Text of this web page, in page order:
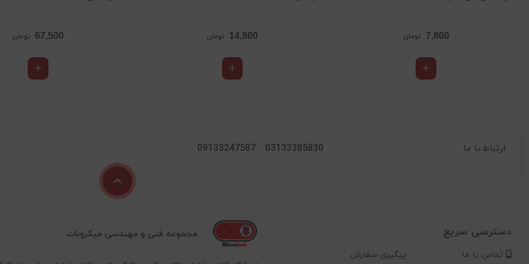
7,800 تومان 14,800 تومان 67,500 تومان
ارتباط با ما 03133385830
09133247587
دسترسی سریع
تماس با ما پیگیری سفارش
مجموعه فنی و مهندسی میکروبات